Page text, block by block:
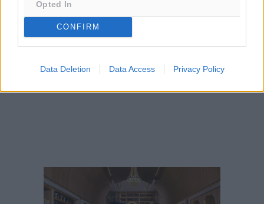
Opted In
CONFIRM
Data Deletion Data Access Privacy Policy